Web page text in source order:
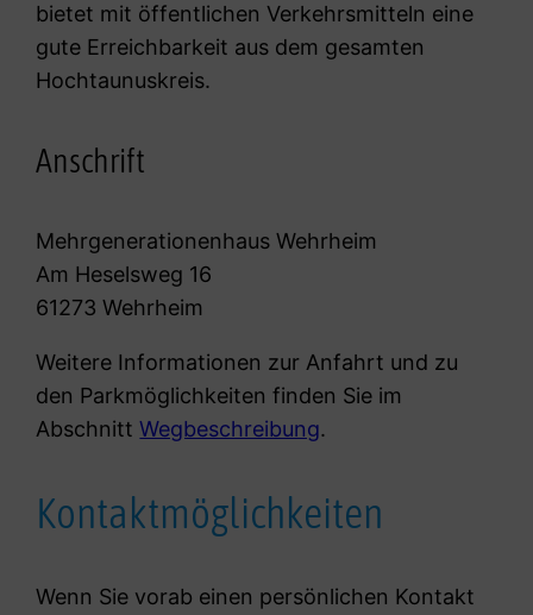
bietet mit öffentlichen Verkehrsmitteln eine
gute Erreichbarkeit aus dem gesamten
Hochtaunuskreis.
Anschrift
Mehrgenerationenhaus Wehrheim
Am Heselsweg 16
61273 Wehrheim
Weitere Informationen zur Anfahrt und zu
den Parkmöglichkeiten finden Sie im
AbschnittWegbeschreibung.
Kontaktmöglichkeiten
Wenn Sie vorab einen persönlichen Kontakt